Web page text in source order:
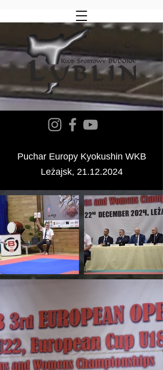
Puchar Europy Kyokushin WKB
Leżajsk, 21.12.2024